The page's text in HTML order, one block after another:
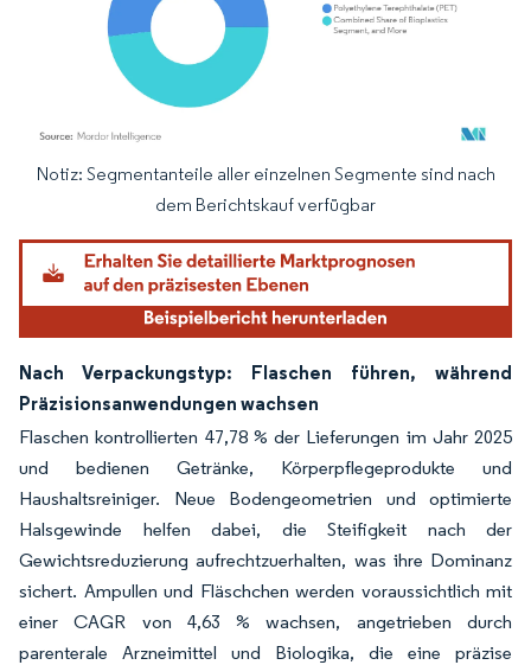
Bild © Mordor Intelligence. Wiederverwendung erfordert Namensnennung
Notiz: Segmentanteile aller einzelnen Segmente sind nach
dem Berichtskauf verfügbar
Nach Verpackungstyp: Flaschen führen, während
Präzisionsanwendungen wachsen
Flaschen kontrollierten 47,78 % der Lieferungen im Jahr 2025
und bedienen Getränke, Körperpflegeprodukte und
Haushaltsreiniger. Neue Bodengeometrien und optimierte
Halsgewinde helfen dabei, die Steifigkeit nach der
Gewichtsreduzierung aufrechtzuerhalten, was ihre Dominanz
sichert. Ampullen und Fläschchen werden voraussichtlich mit
einer CAGR von 4,63 % wachsen, angetrieben durch
parenterale Arzneimittel und Biologika, die eine präzise